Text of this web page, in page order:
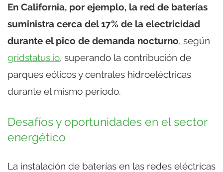
En California, por ejemplo, la red de baterías
suministra cerca del 17% de la electricidad
durante el pico de demanda nocturno, según
gridstatus.io, superando la contribución de
parques eólicos y centrales hidroeléctricas
durante el mismo periodo.
Desafíos y oportunidades en el sector
energético
La instalación de baterías en las redes eléctricas